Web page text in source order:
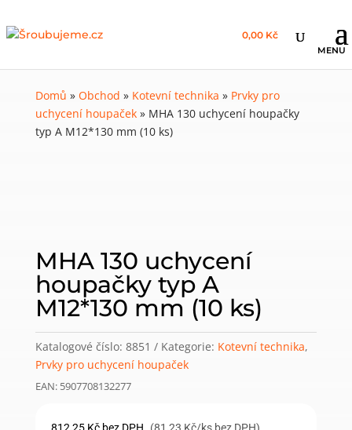
0,00 Kč
Domů » Obchod » Kotevní technika » Prvky pro
uchycení houpaček» MHA 130 uchycení houpačky
typ A M12*130 mm (10 ks)
MHA 130 uchycení
houpačky typ A
M12*130 mm (10 ks)
Katalogové číslo: 8851 Kategorie: Kotevní technika,
Prvky pro uchycení houpaček
EAN: 5907708132277